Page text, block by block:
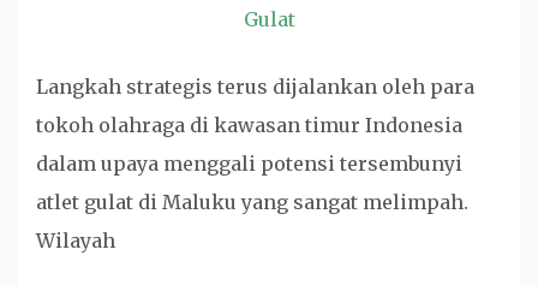
Gulat
Langkah strategis terus dijalankan oleh para
tokoh olahraga di kawasan timur Indonesia
dalam upaya menggali potensi tersembunyi
atlet gulat di Maluku yang sangat melimpah.
Wilayah